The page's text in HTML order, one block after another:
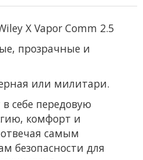
X Vapor Comm 2.5
прозрачные и
или милитари.
себе передовую
комфорт и
самым
безопасности для